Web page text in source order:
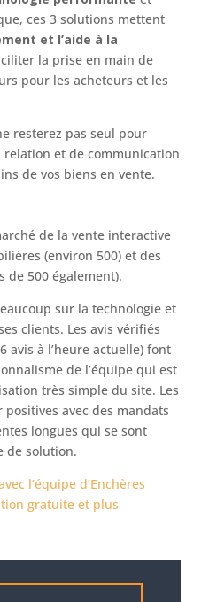
ces 3 solutions mettent
et l’aide à la
la prise en main de
pour les acheteurs et les
resterez pas seul pour
et de communication
de vos biens en vente.
de la vente interactive
(environ 500) et des
de 500 également).
sur la technologie et
clients. Les avis vérifiés
avis à l’heure actuelle) font
de l’équipe qui est
très simple du site. Les
avec des mandats
longues qui se sont
de solution.
l’équipe d’Enchères
gratuite et plus